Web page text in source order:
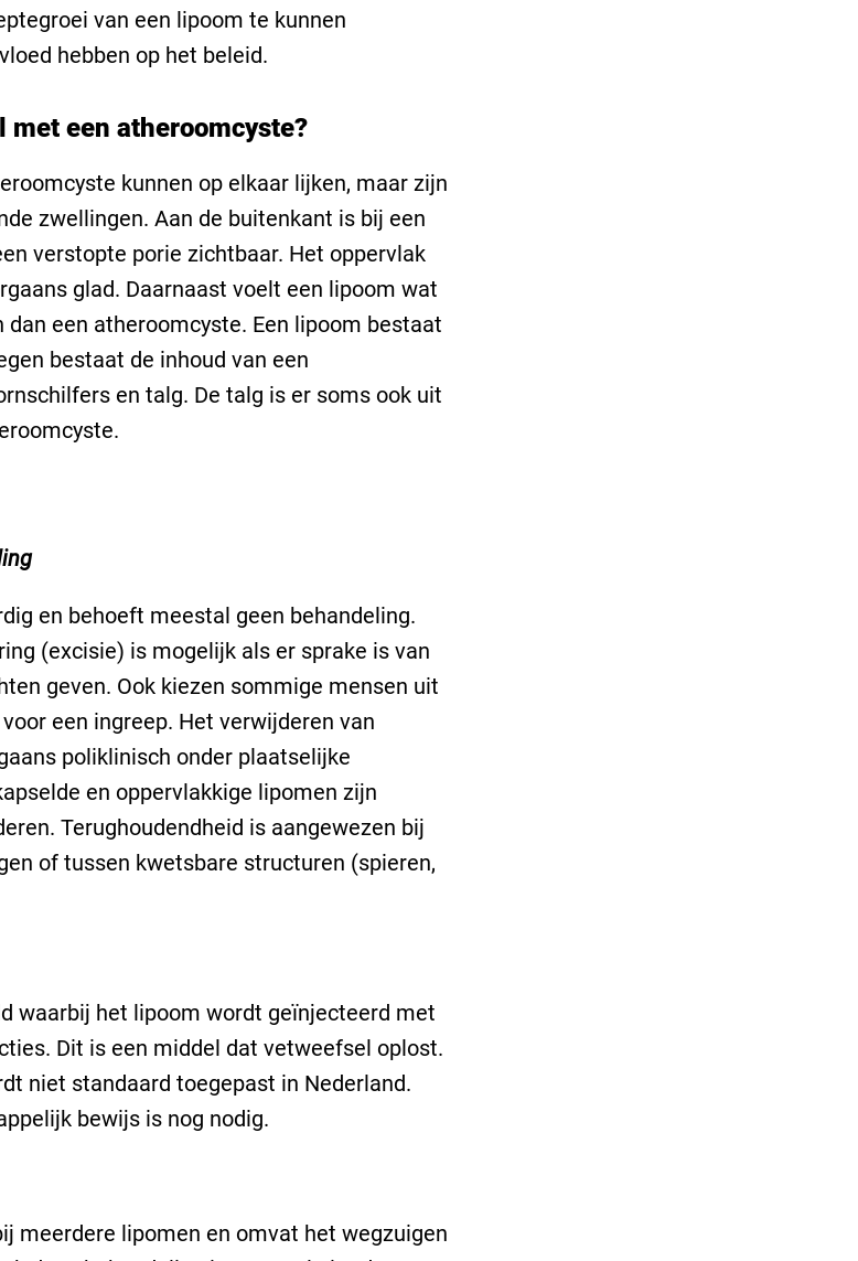
van een lipoom te kunnen
hebben op het beleid.
met een atheroomcyste?
kunnen op elkaar lijken, maar zijn
zwellingen. Aan de buitenkant is bij een
verstopte porie zichtbaar. Het oppervlak
glad. Daarnaast voelt een lipoom wat
een atheroomcyste. Een lipoom bestaat
bestaat de inhoud van een
en talg. De talg is er soms ook uit
en behoeft meestal geen behandeling.
(excisie) is mogelijk als er sprake is van
geven. Ook kiezen sommige mensen uit
een ingreep. Het verwijderen van
poliklinisch onder plaatselijke
en oppervlakkige lipomen zijn
Terughoudendheid is aangewezen bij
of tussen kwetsbare structuren (spieren,
waarbij het lipoom wordt geïnjecteerd met
Dit is een middel dat vetweefsel oplost.
niet standaard toegepast in Nederland.
bewijs is nog nodig.
meerdere lipomen en omvat het wegzuigen